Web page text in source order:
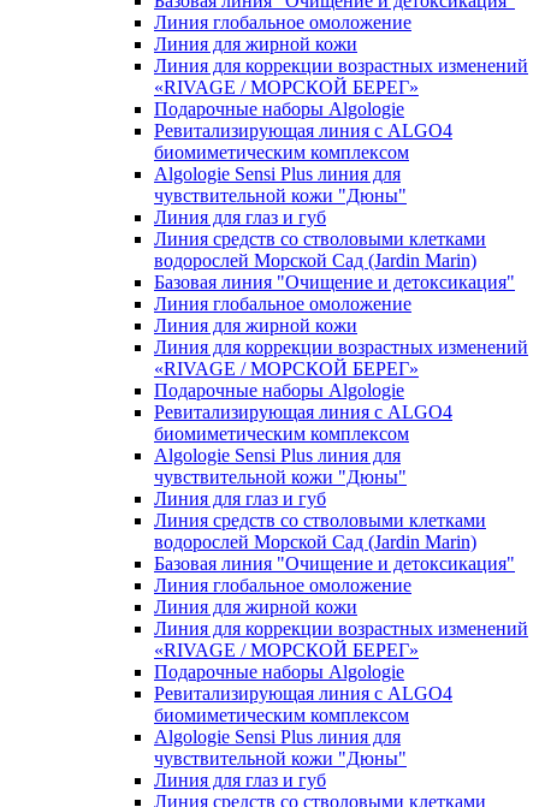
Линия глобальное омоложение
Линия для жирной кожи
Линия для коррекции возрастных изменений
«RIVAGE / МОРСКОЙ БЕРЕГ»
Подарочные наборы Algologie
Ревитализирующая линия с ALGO4
биомиметическим комплексом
Algologie Sensi Plus линия для
чувcтвительной кожи "Дюны"
Линия для глаз и губ
Линия средств со стволовыми клетками
водорослей Морской Сад (Jardin Marin)
Базовая линия "Очищение и детоксикация"
Линия глобальное омоложение
Линия для жирной кожи
Линия для коррекции возрастных изменений
«RIVAGE / МОРСКОЙ БЕРЕГ»
Подарочные наборы Algologie
Ревитализирующая линия с ALGO4
биомиметическим комплексом
Algologie Sensi Plus линия для
чувcтвительной кожи "Дюны"
Линия для глаз и губ
Линия средств со стволовыми клетками
водорослей Морской Сад (Jardin Marin)
Базовая линия "Очищение и детоксикация"
Линия глобальное омоложение
Линия для жирной кожи
Линия для коррекции возрастных изменений
«RIVAGE / МОРСКОЙ БЕРЕГ»
Подарочные наборы Algologie
Ревитализирующая линия с ALGO4
биомиметическим комплексом
Algologie Sensi Plus линия для
чувcтвительной кожи "Дюны"
Линия для глаз и губ
Линия средств со стволовыми клетками